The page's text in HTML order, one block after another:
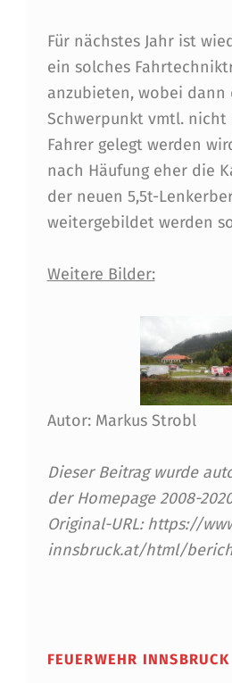
R
A
I
N
I
N
G
F
N
S
A
T
Z
H
Für nächstes Jahr ist
ein solches
anzubieten, wobei dann
Schwerpunkt vmtl. nicht
Fahrer gelegt werden
nach Häufung eher die
der neuen 5,5t-
weitergebildet werden
Weitere Bilder:
Autor: Markus Strobl
Dieser Beitrag wurde
der Homepage 2008-
Original-URL: https://
innsbruck.at/html/
FEUERWEHR INNSBRUCK